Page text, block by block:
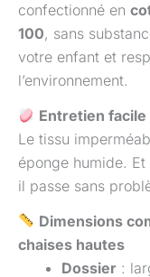
confectionné en
100, sans
votre enfant et
l’environnement.
Entretien
Le tissu
éponge humide.
il passe sans
Dimensions
chaises hautes
Dossier :